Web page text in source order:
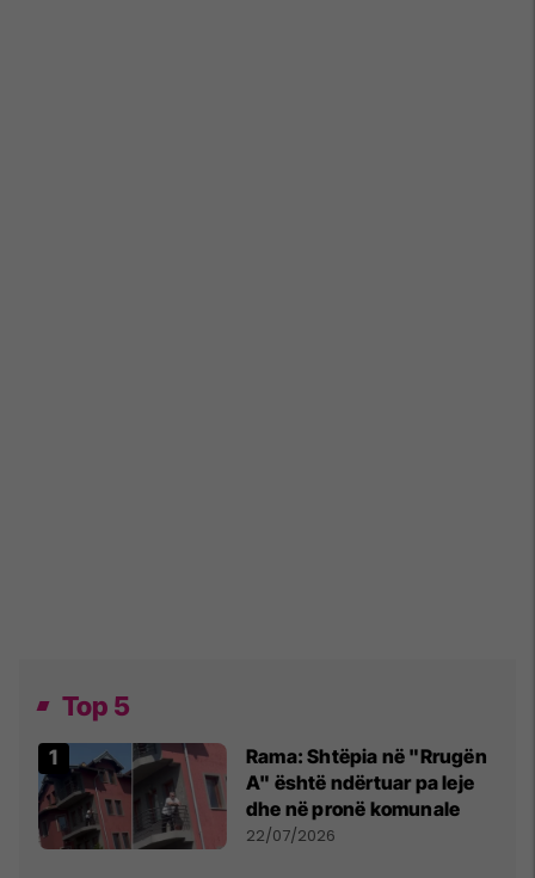
Top 5
Rama: Shtëpia në "Rrugën
A" është ndërtuar pa leje
dhe në pronë komunale
22/07/2026